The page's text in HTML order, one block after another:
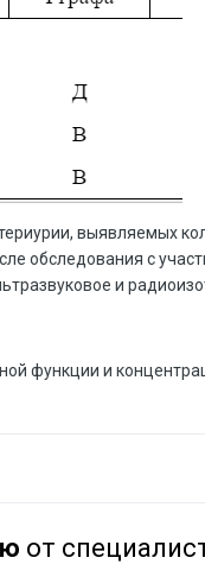
выявляемых
обследования с
и
функции и
от